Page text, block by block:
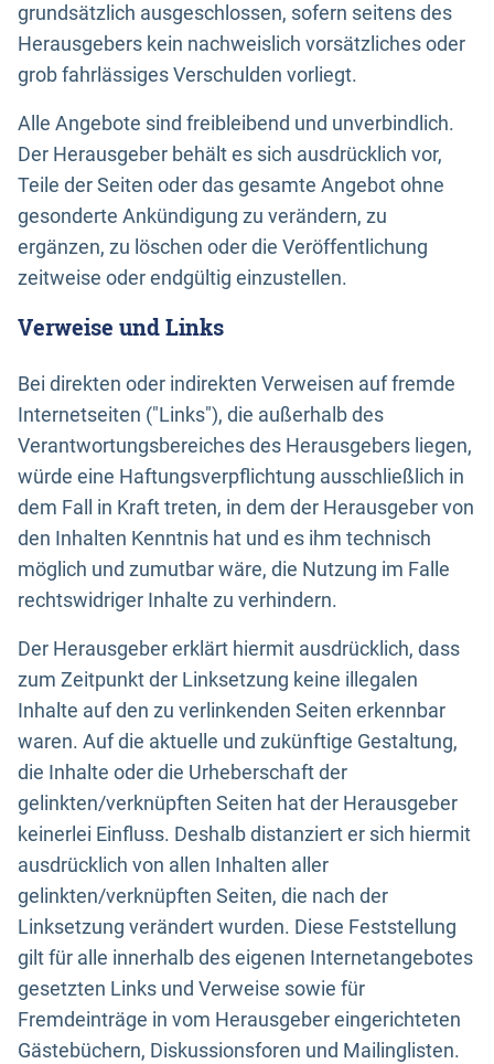
grundsätzlich ausgeschlossen, sofern seitens des
Herausgebers kein nachweislich vorsätzliches oder
grob fahrlässiges Verschulden vorliegt.
Alle Angebote sind freibleibend und unverbindlich.
Der Herausgeber behält es sich ausdrücklich vor,
Teile der Seiten oder das gesamte Angebot ohne
gesonderte Ankündigung zu verändern, zu
ergänzen, zu löschen oder die Veröffentlichung
zeitweise oder endgültig einzustellen.
Verweise und Links
Bei direkten oder indirekten Verweisen auf fremde
Internetseiten ("Links"), die außerhalb des
Verantwortungsbereiches des Herausgebers liegen,
würde eine Haftungsverpflichtung ausschließlich in
dem Fall in Kraft treten, in dem der Herausgeber von
den Inhalten Kenntnis hat und es ihm technisch
möglich und zumutbar wäre, die Nutzung im Falle
rechtswidriger Inhalte zu verhindern.
Der Herausgeber erklärt hiermit ausdrücklich, dass
zum Zeitpunkt der Linksetzung keine illegalen
Inhalte auf den zu verlinkenden Seiten erkennbar
waren. Auf die aktuelle und zukünftige Gestaltung,
die Inhalte oder die Urheberschaft der
gelinkten/verknüpften Seiten hat der Herausgeber
keinerlei Einfluss. Deshalb distanziert er sich hiermit
ausdrücklich von allen Inhalten aller
gelinkten/verknüpften Seiten, die nach der
Linksetzung verändert wurden. Diese Feststellung
gilt für alle innerhalb des eigenen Internetangebotes
gesetzten Links und Verweise sowie für
Fremdeinträge in vom Herausgeber eingerichteten
Gästebüchern, Diskussionsforen und Mailinglisten.